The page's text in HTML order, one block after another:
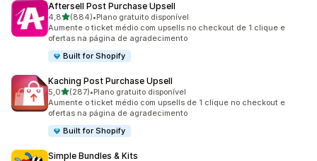
Aftersell Post Purchase Upsell
4,8de 5 estrelas
(884)
884 avaliações ao todo
•Plano gratuito disponível
Aumente o ticket médio com upsells no checkout de 1 clique e
ofertas na página de agradecimento
Built for Shopify
Kaching Post Purchase Upsell
5,0de 5 estrelas
(287)
287 avaliações ao todo
•Plano gratuito disponível
Aumente o ticket médio com upsells de 1 clique no checkout e
ofertas na página de agradecimento
Built for Shopify
Simple Bundles & Kits